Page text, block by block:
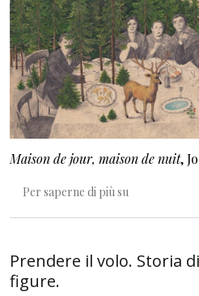
Maison de jour, maison de nuit,
Per saperne di più su
Prendere il volo. Storia
figure.